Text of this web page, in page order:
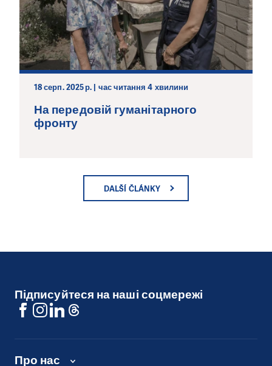
18 серп. 2025 р. | час читання 4 хвилини
На передовій гуманітарного
фронту
DALŠÍ ČLÁNKY
Підписуйтеся на наші соцмережі
Про нас